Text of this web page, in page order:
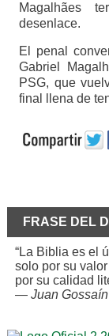
Magalhães
desenlace.
El penal
Gabriel
PSG, que
final llena de
FRASE DEL
“La Biblia es el
solo por su
por su calidad
— Juan Gossaín